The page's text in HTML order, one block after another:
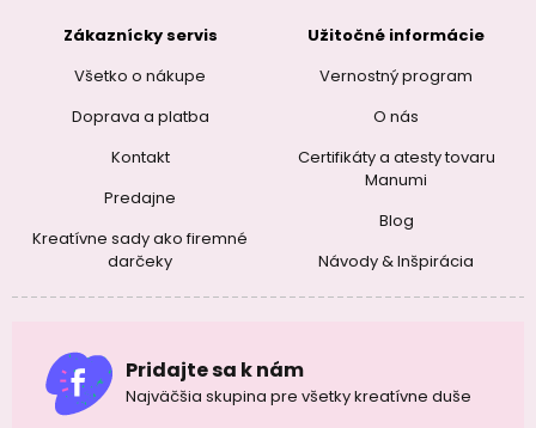
Zákaznícky servis
Všetko o nákupe
Doprava a platba
Kontakt
Predajne
Kreatívne sady ako firemné
darčeky
Užitočné informácie
Vernostný program
O nás
Certifikáty a atesty tovaru
Manumi
Blog
Návody & Inšpirácia
Pridajte sa k nám
Najväčšia skupina pre všetky kreatívne duše